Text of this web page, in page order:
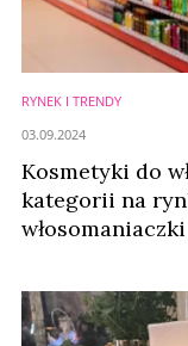
RYNEK I TRENDY
Kosmetyki do
kategorii na
03.09.2024